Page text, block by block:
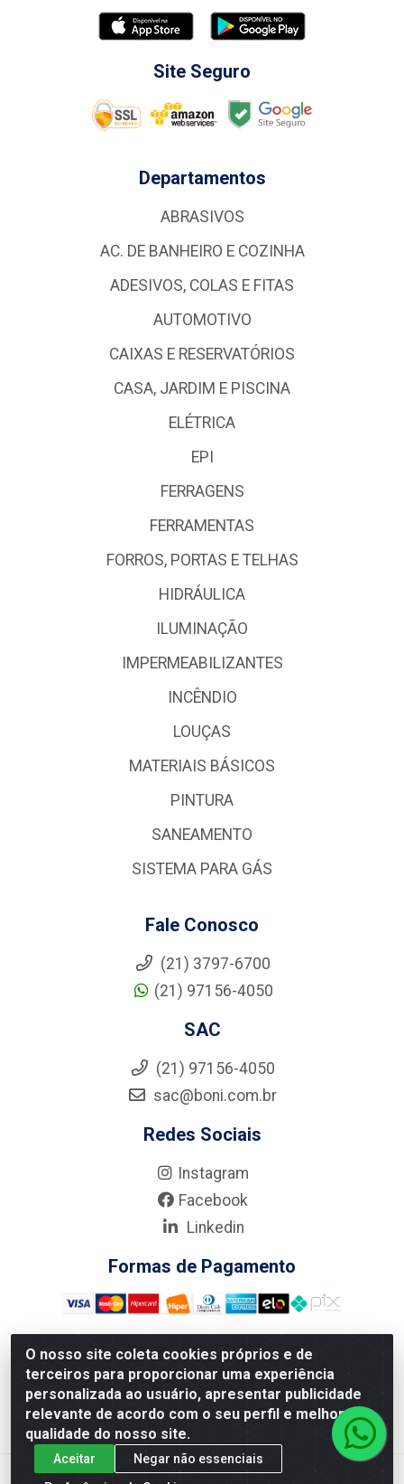
O nosso site coleta cookies próprios e de
terceiros para proporcionar uma experiência
personalizada ao usuário, apresentar publicidade
relevante de acordo com o seu perfil e melhorar a
qualidade do nosso site.
Aceitar
Negar não essenciais
Site Seguro
Departamentos
ABRASIVOS
AC. DE BANHEIRO E COZINHA
ADESIVOS, COLAS E FITAS
AUTOMOTIVO
CAIXAS E RESERVATÓRIOS
CASA, JARDIM E PISCINA
ELÉTRICA
EPI
FERRAGENS
FERRAMENTAS
FORROS, PORTAS E TELHAS
HIDRÁULICA
ILUMINAÇÃO
IMPERMEABILIZANTES
INCÊNDIO
LOUÇAS
MATERIAIS BÁSICOS
PINTURA
SANEAMENTO
SISTEMA PARA GÁS
Fale Conosco
(21) 3797-6700
(21) 97156-4050
SAC
(21) 97156-4050
sac@boni.com.br
Redes Sociais
Instagram
Facebook
Linkedin
Formas de Pagamento
Nova Boni Distribuidora de Material de Construção LTDA - Rua
Alice Tibiriçá, 330 - Vila Da Penha, Rio de Janeiro/RJ - CEP:
21.210-110 - CNPJ: 11.003.135/0001-27